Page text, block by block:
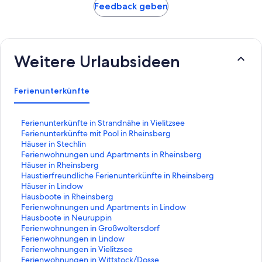
Feedback geben
Weitere Urlaubsideen
Ferienunterkünfte
Ferienunterkünfte in Strandnähe in Vielitzsee
L
i
n
k
,
d
e
r
d
i
e
f
o
l
Ferienunterkünfte mit Pool in Rheinsberg
L
i
n
k
,
d
e
r
d
i
e
f
o
Häuser in Stechlin
L
i
n
k
,
d
e
r
d
i
e
f
Ferienwohnungen und Apartments in Rheinsberg
L
i
n
k
,
d
e
r
d
i
e
Häuser in Rheinsberg
L
i
n
k
,
d
e
r
d
i
Haustierfreundliche Ferienunterkünfte in Rheinsberg
L
i
n
k
,
d
e
r
d
Häuser in Lindow
L
i
n
k
,
d
e
r
Hausboote in Rheinsberg
L
i
n
k
,
d
e
Ferienwohnungen und Apartments in Lindow
L
i
n
k
,
d
Hausboote in Neuruppin
L
i
n
k
,
Ferienwohnungen in Großwoltersdorf
L
i
n
k
Ferienwohnungen in Lindow
L
i
n
Ferienwohnungen in Vielitzsee
L
iFerienwohnungen in Wittstock/Dosse
L